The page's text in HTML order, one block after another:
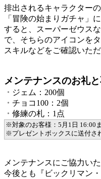
排出されるキャラクター
「冒険の始まりガチャ」
すると、スーパーゼウス
で、そちらのアイコンを
スキルなどをご確認いただ
メンテナンスのお礼
・ ジェム：200個
・ チョコ100：2個
・ 修練の札：1点
※対象のお客様：5月1日 16:00
※プレゼントボックスに送付さ
メンテナンスにご協力い
今後とも『ビックリマン